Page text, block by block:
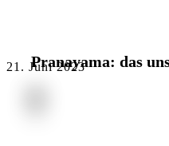
Pranayama: das
21. Juni 2023